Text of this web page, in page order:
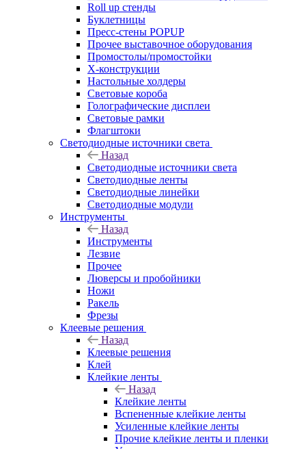
Roll up стенды
Буклетницы
Пресс-стены POPUP
Прочее выставочное оборудования
Промостолы/промостойки
Х-конструкции
Настольные холдеры
Световые короба
Голографические дисплеи
Световые рамки
Флагштоки
Светодиодные источники света
Назад
Светодиодные источники света
Светодиодные ленты
Светодиодные линейки
Светодиодные модули
Инструменты
Назад
Инструменты
Лезвие
Прочее
Люверсы и пробойники
Ножи
Ракель
Фрезы
Клеевые решения
Назад
Клеевые решения
Клей
Клейкие ленты
Назад
Клейкие ленты
Вспененные клейкие ленты
Усиленные клейкие ленты
Прочие клейкие ленты и пленки